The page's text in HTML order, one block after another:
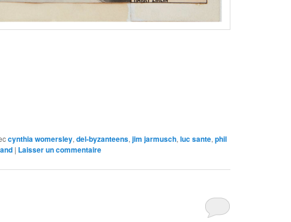
cynthia womersley, del-byzanteens, jim jarmusch, luc sante, phil
| Laisser un commentaire